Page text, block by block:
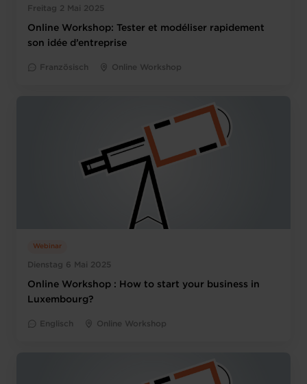
Freitag 2 Mai 2025
Online Workshop: Tester et modéliser rapidement
son idée d’entreprise
Französisch Online Workshop
Dienstag 6 Mai 2025
Webinar
Online Workshop : How to start your business in
Luxembourg?
Englisch Online Workshop